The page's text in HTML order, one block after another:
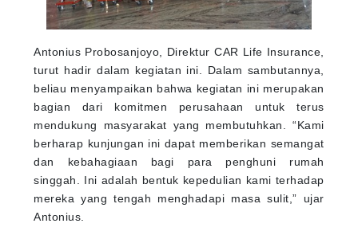
Antonius Probosanjoyo, Direktur CAR Life Insurance,
turut hadir dalam kegiatan ini. Dalam sambutannya,
beliau menyampaikan bahwa kegiatan ini merupakan
bagian dari komitmen perusahaan untuk terus
mendukung masyarakat yang membutuhkan. “Kami
berharap kunjungan ini dapat memberikan semangat
dan kebahagiaan bagi para penghuni rumah
singgah. Ini adalah bentuk kepedulian kami terhadap
mereka yang tengah menghadapi masa sulit,” ujar
Antonius.